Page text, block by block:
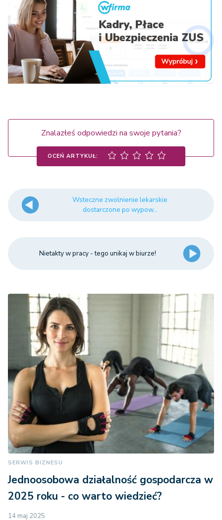
Znalazłeś odpowiedzi na swoje pytania?
OCEŃ ARTYKUŁ:
Wsteczne zwolnienie lekarskie
dostarczone po wypow...
Nietakty w pracy - tego unikaj w biurze!
SERWIS BIZNESU
Jednoosobowa działalność gospodarcza w
2025 roku - co warto wiedzieć?
14 maj 2025